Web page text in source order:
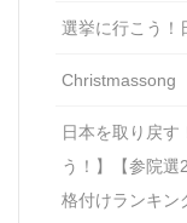
選挙に行こう！
Christmassong
日本を取り戻
う！】【参院
格付けランキ